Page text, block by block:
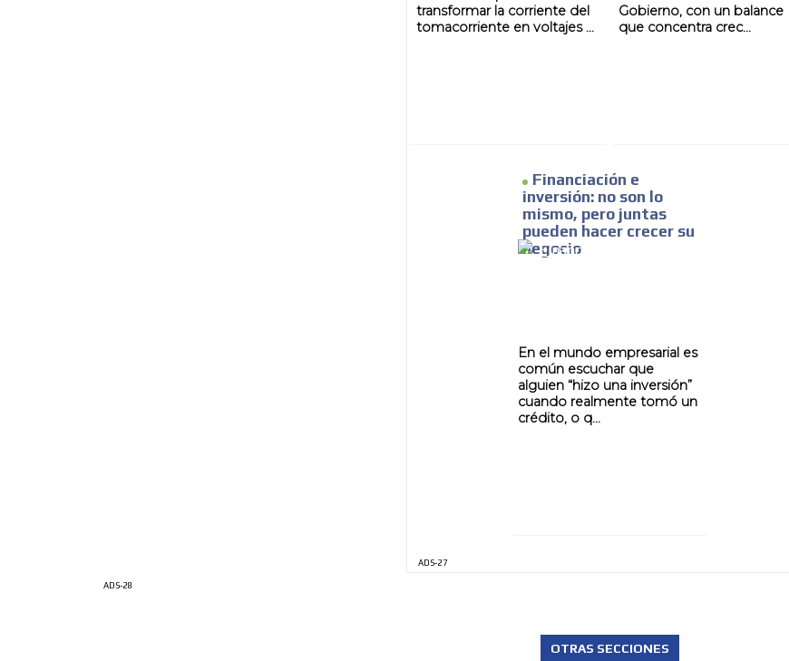
transformar la corriente del
tomacorriente en voltajes ...
Gobierno, con un balance
que concentra crec...
Financiación e
inversión: no son lo
mismo, pero juntas
pueden hacer crecer su
negocio
En el mundo empresarial es
común escuchar que
alguien “hizo una inversión”
cuando realmente tomó un
crédito, o q...
ADS-27
ADS-28
OTRAS SECCIONES